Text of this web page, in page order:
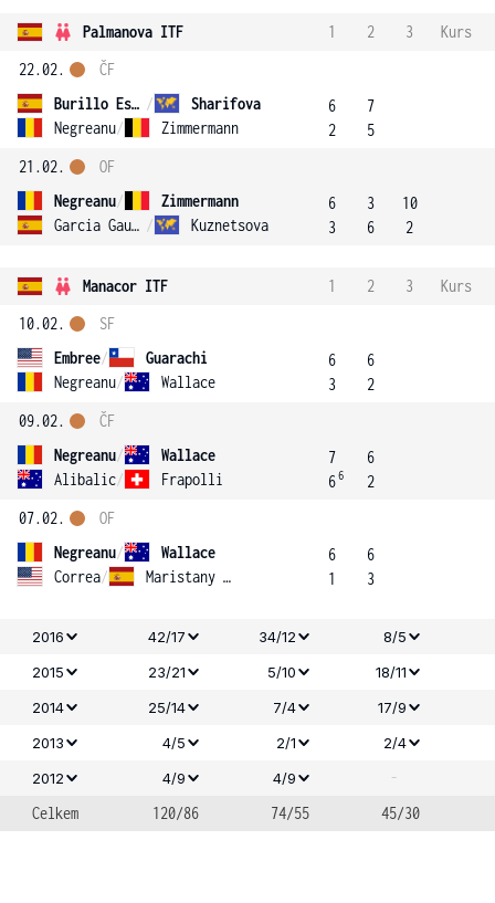
Palmanova ITF 1 2 3
Kurs
22.02.
Burillo Escorihuela /
Sharifova
Negreanu/ Zimmermann
ČF
6
2
7
5
21.02.
Negreanu/
Zimmermann
Garcia Gausi / Kuznetsova
OF
6
3
3
6
10
2
Manacor ITF 1 2 3
Kurs
10.02.
Embree/
Guarachi
Negreanu/ Wallace
SF
6
3
6
2
09.02.
Negreanu/
Wallace
Alibalic/ Frapolli
ČF
7
66
6
2
07.02.
Negreanu/
Wallace
Correa/ Maristany Zuleta De Reales
OF
6
1
6
3
2016 42/17 34/12
8/5
2015
23/21 5/10
18/11
2014
25/14 7/4
17/9
2013
4/5 2/1
2/4
2012
4/9 4/9
-
Celkem
120/86 74/55 45/30